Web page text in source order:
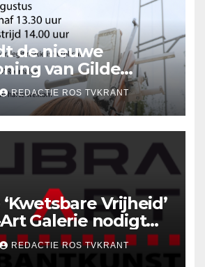
de nieuwe
van Gilde
!
REDACTIE ROS TVKRANT
Vrijheid’
Galerie nodigt
en
REDACTIE ROS TVKRANT